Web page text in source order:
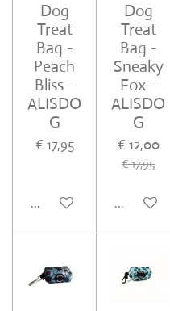
Dog
Treat
Bag -
Peach
Bliss -
ALISDO
G
€ 17,95
In winkelwagen
Dog
Treat
Bag -
Sneaky
Fox -
ALISDO
G
€ 12,00
€ 17,95
In